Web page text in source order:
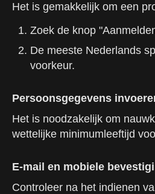
Het is gemakkelijk om een
Zoek de knop
De meeste Nederlands
voorkeur.
Persoonsgegevens
Het is noodzakelijk om
wettelijke minimumleeftijd
E-mail en mobiele
Controleer na het indienen